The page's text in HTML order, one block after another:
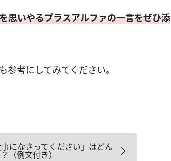
思いやるプラスアルファの一言をぜひ添
参考にしてみてください。
になさってください」はどん
（例文付き）